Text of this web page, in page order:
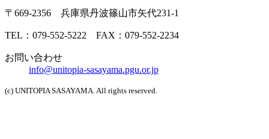
〒669-2356 兵庫県丹波篠山市矢代231-1
TEL：079-552-5222 FAX：079-552-2234
お問い合わせ
info@unitopia-sasayama.pgu.or.jp
(c) UNITOPIA SASAYAMA. All rights reserved.